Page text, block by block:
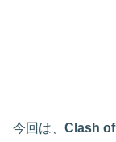
今回は、 Clash